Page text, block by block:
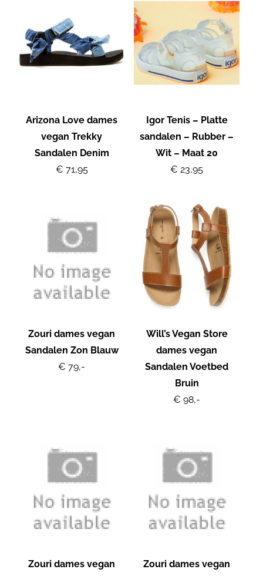
Arizona Love dames
vegan Trekky
Sandalen Denim
€ 71,95
Igor Tenis – Platte
sandalen – Rubber –
Wit – Maat 20
€ 23,95
Zouri dames vegan
Sandalen Zon Blauw
€ 79,-
Will’s Vegan Store
dames vegan
Sandalen Voetbed
Bruin
€ 98,-
Zouri dames vegan
Zouri dames vegan